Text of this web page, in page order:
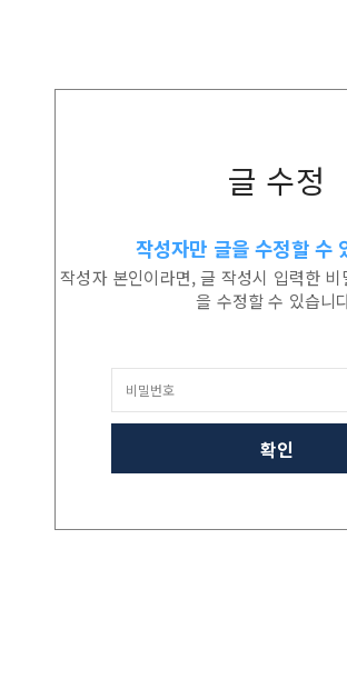
글 수정
작성자만 글을 수정할 수
작성자 본인이라면, 글 작성시 입력한
을 수정할 수 있습니